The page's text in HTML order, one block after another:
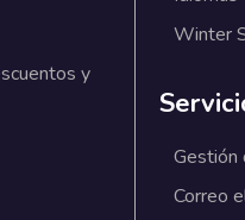
y
Winter
Gestión
Correo